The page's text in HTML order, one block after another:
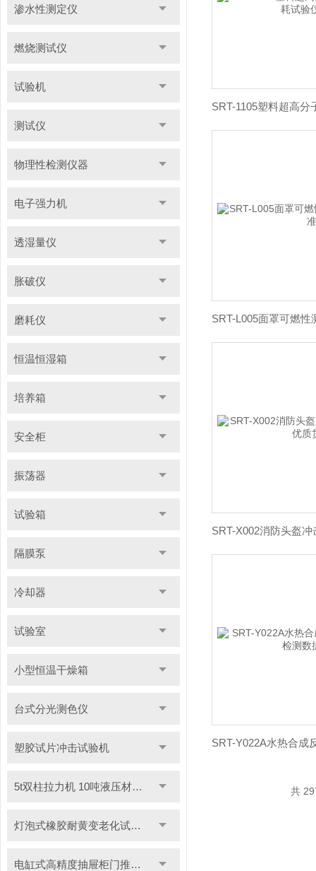
渗水性测定仪
燃烧测试仪
试验机
测试仪
物理性检测仪器
电子强力机
透湿量仪
胀破仪
磨耗仪
恒温恒湿箱
培养箱
安全柜
振荡器
试验箱
隔膜泵
冷却器
试验室
小型恒温干燥箱
台式分光测色仪
塑胶试片冲击试验机
5t双柱拉力机 10吨液压材料拉力试验机
灯泡式橡胶耐黄变老化试验机
电缸式高精度抽屉柜门推拉试验机
共